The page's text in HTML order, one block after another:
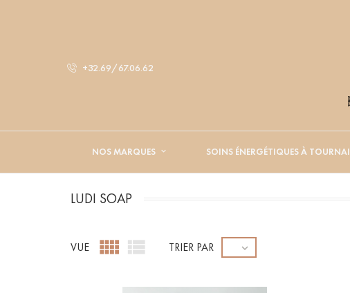
+32.69/67.06.62
NOS MARQUES SOINS ÉNERGÉTIQUES À TOURNAI
LUDI SOAP
VUE   TRIER PAR 